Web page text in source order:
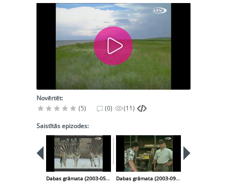
Novērtēt:
(5)
(0) (11)
Saistītās epizodes:
Dabas grāmata (2003-05-29) Dabas grāmata (2003-09-19)